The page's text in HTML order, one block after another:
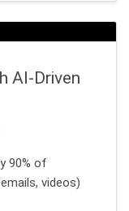
AI-Driven
90% of
videos)